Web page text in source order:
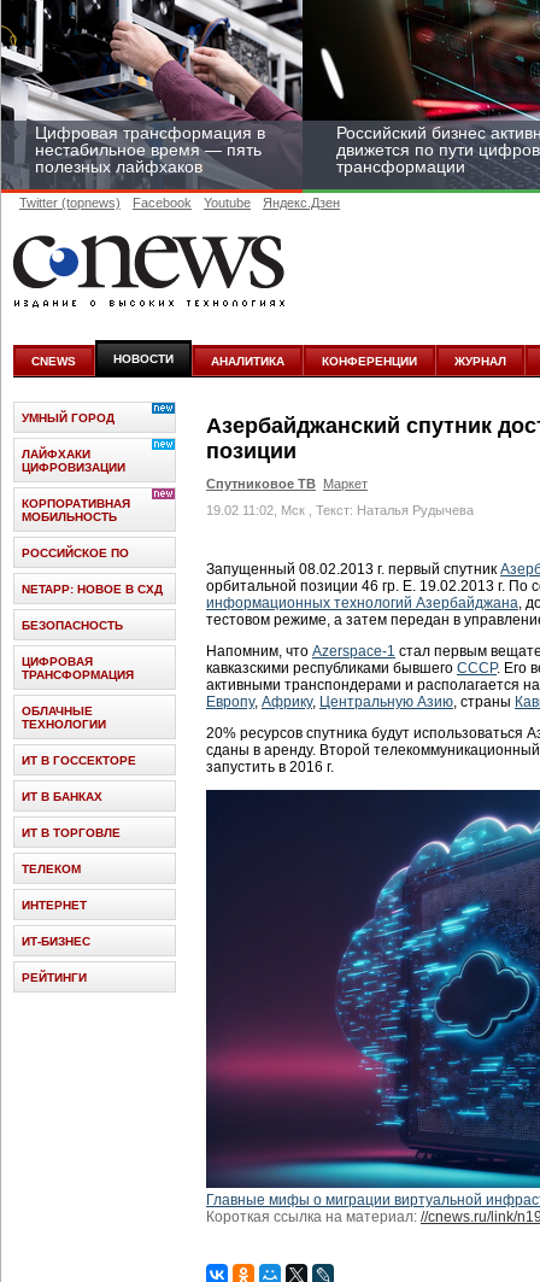
Цифровая трансформация в
нестабильное время — пять
полезных лайфхаков
Российский бизнес
движется по пути
трансформации
цифровизироваться со
скоростью крупных
корпораций
Twitter (topnews) Facebook Youtube Яндекс.Дзен
CNEWS НОВОСТИ АНАЛИТИКА КОНФЕРЕНЦИИ ЖУРНАЛ
Азербайджанский спутник
позиции
Спутниковое ТВ Маркет
19.02 11:02, Мск , Текст: Наталья Рудычева
Запущенный 08.02.2013 г. первый спутник
орбитальной позиции 46 гр. E. 19.02.2013 г.
информационных технологий Азербайджана,
тестовом режиме, а затем передан в
Напомним, что Azerspace-1 стал первым
кавказскими республиками бывшего СССР. Его
активными транспондерами и располагается
Европу, Африку, Центральную Азию, страны
20% ресурсов спутника будут
сданы в аренду. Второй
запустить в 2016 г.
Главные мифы о миграции виртуальной
Короткая ссылка на материал: //cnews.ru/link/
УМНЫЙ ГОРОД
ЛАЙФХАКИ
ЦИФРОВИЗАЦИИ
КОРПОРАТИВНАЯ
МОБИЛЬНОСТЬ
РОССИЙСКОЕ ПО
NETAPP: НОВОЕ В СХД
БЕЗОПАСНОСТЬ
ЦИФРОВАЯ
ТРАНСФОРМАЦИЯ
ОБЛАЧНЫЕ
ТЕХНОЛОГИИ
ИТ В ГОССЕКТОРЕ
ИТ В БАНКАХ
ИТ В ТОРГОВЛЕ
ТЕЛЕКОМ
ИНТЕРНЕТ
ИТ-БИЗНЕС
РЕЙТИНГИ